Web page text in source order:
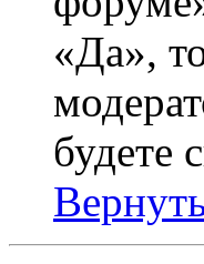
«Да»,
будете